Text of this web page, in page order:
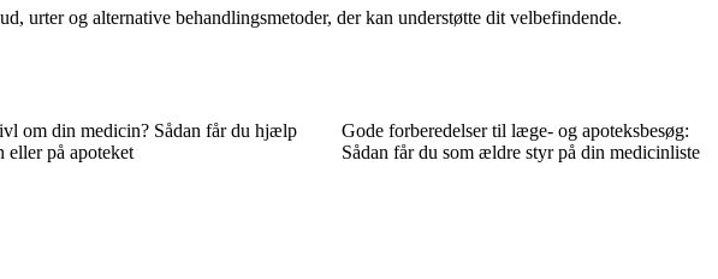
urter og alternative behandlingsmetoder, der kan understøtte dit velbefindende.
om din medicin? Sådan får du hjælp
eller på apoteket
Gode forberedelser til læge- og apoteksbesøg:
Sådan får du som ældre styr på din medicinliste